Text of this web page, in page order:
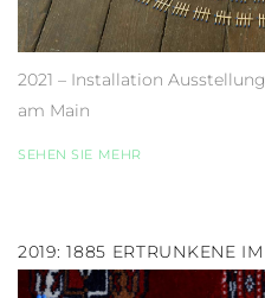
2021 – Installation
am Main
SEHEN SIE MEHR
2019: 1885 ERTRUNKENE